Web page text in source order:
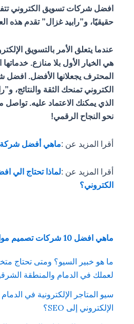
افضل شركات تسويق الكتروني
حقيقيًا، و”رابيد غزال” تقدم هذه
عندما يتعلق الأمر بالتسويق
هي الخيار الأول بلا منازع. خدماتها
المحترف يجعلانها الأفضل. افضل
الكتروني تمنحك الثقة والنتائج،
الذي يمكنك الاعتماد عليه. تواصل
نحو النجاح الرقمي!
أقرا المزيد عن :ماهي أفضل شركة
أقرا المزيد عن :لماذا تحتاج الي
الكتروني؟
ماهي افضل 10 شركات تصميم مواقع في مصر؟
ما هو خبير السيو؟ ومتى تحتاج
لعملك في الدمام والمنطقة
سيو المتاجر الإلكترونية في الدمام —
الإلكتروني إلى SEO؟